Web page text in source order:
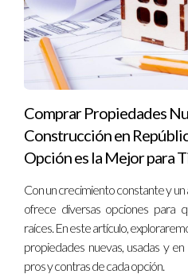
Comprar Propiedades
Construcción en
Opción es la Mejor para
Con un crecimiento constante y
ofrece diversas opciones para
raíces. En este artículo,
propiedades nuevas, usadas y
pros y contras de cada opción.